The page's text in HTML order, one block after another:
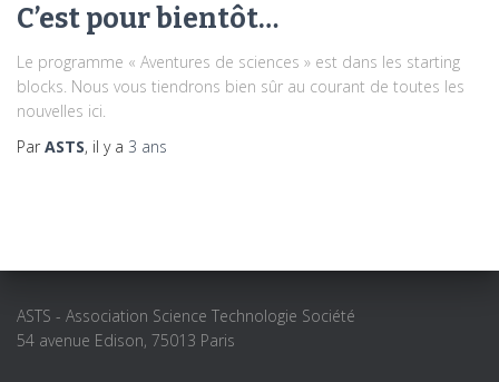
C’est pour bientôt…
Le programme « Aventures de sciences » est dans les starting
blocks. Nous vous tiendrons bien sûr au courant de toutes les
nouvelles ici.
Par ASTS, il y a 3 ans
ASTS - Association Science Technologie Société
54 avenue Edison, 75013 Paris